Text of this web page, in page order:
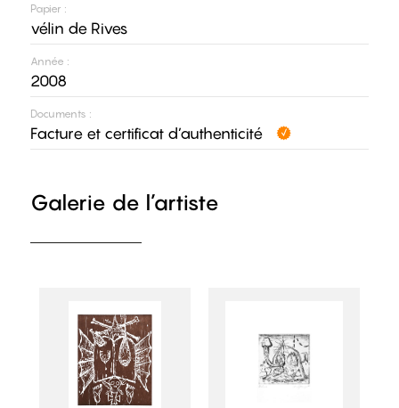
Papier :
vélin de Rives
Année :
2008
Documents :
Facture et certificat d’authenticité
Galerie de l’artiste